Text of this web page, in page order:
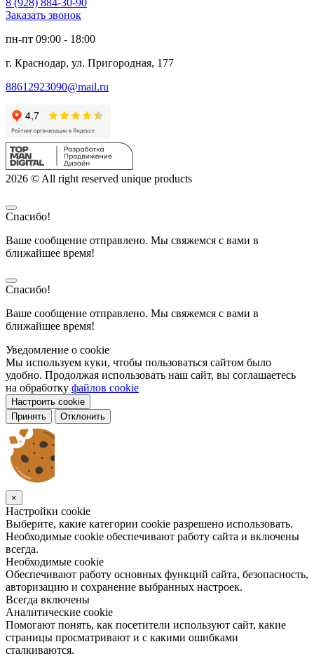
Заказать звонок
пн-пт 09:00 - 18:00
г. Краснодар, ул. Пригородная, 177
88612923090@mail.ru
2026 © All right reserved unique products
Спасибо!
Ваше сообщение отправлено. Мы свяжемся с вами в
ближайшее время!
Спасибо!
Ваше сообщение отправлено. Мы свяжемся с вами в
ближайшее время!
Уведомление о cookie
Мы используем куки, чтобы пользоваться сайтом было
удобно. Продолжая использовать наш сайт, вы соглашаетесь
на обработку файлов cookie
Настроить cookie
Принять
Отклонить
×
Настройки cookie
Выберите, какие категории cookie разрешено использовать.
Необходимые cookie обеспечивают работу сайта и включены
всегда.
Необходимые cookie
Обеспечивают работу основных функций сайта, безопасность,
авторизацию и сохранение выбранных настроек.
Всегда включены
Аналитические cookie
Помогают понять, как посетители используют сайт, какие
страницы просматривают и с какими ошибками
сталкиваются.